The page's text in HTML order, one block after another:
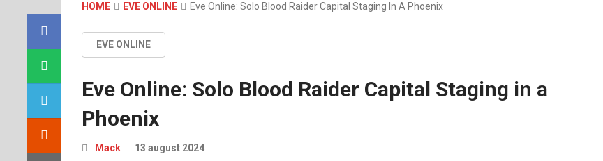
HOME EVE ONLINE Eve Online: Solo Blood Raider Capital Staging In A Phoenix
EVE ONLINE
Eve Online: Solo Blood Raider Capital Staging in a
Phoenix
Mack 13 august 2024